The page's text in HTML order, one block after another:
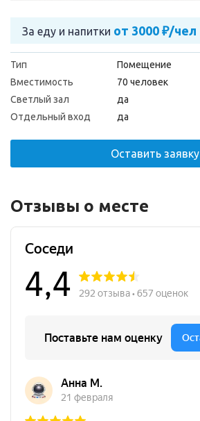
За еду и напитки от 3000 ₽/чел
Тип
Помещение
Вместимость
70 человек
Светлый зал
да
Отдельный вход
да
Оставить заявку
Отзывы о месте